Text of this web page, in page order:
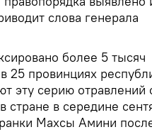
слова генерала
более 5 тысяч
25 провинциях
эту серию отравлений
в середине
Махсы Амини